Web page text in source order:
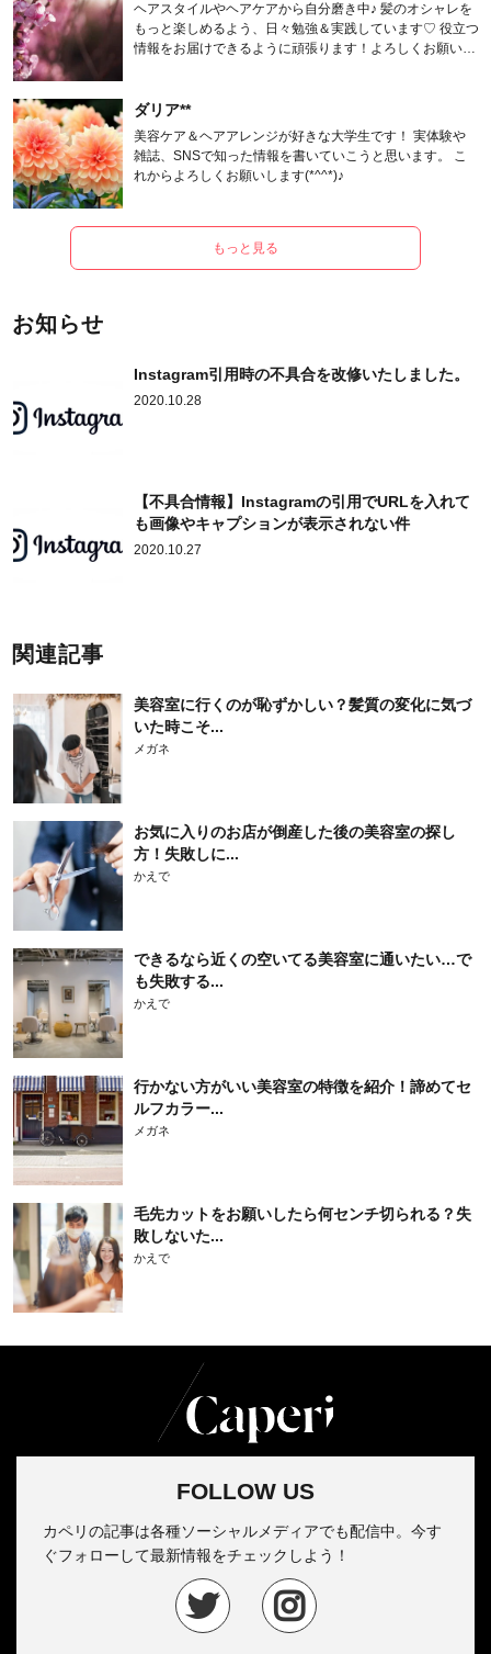
ヘアスタイルやヘアケアから自分磨き中♪ 髪のオシャレを
もっと楽しめるよう、日々勉強＆実践しています♡ 役立つ
情報をお届けできるように頑張ります！よろしくお願いし
ダリア**
美容ケア＆ヘアアレンジが好きな大学生です！ 実体験や
雑誌、SNSで知った情報を書いていこうと思います。 こ
れからよろしくお願いします(*^^*)♪
もっと見る
お知らせ
Instagram引用時の不具合を改修いたしました。
2020.10.28
【不具合情報】Instagramの引用でURLを入れて
も画像やキャプションが表示されない件
2020.10.27
関連記事
美容室に行くのが恥ずかしい？髪質の変化に気づ
いた時こそ...
メガネ
お気に入りのお店が倒産した後の美容室の探し
方！失敗しに...
かえで
できるなら近くの空いてる美容室に通いたい…で
も失敗する...
かえで
行かない方がいい美容室の特徴を紹介！諦めてセ
ルフカラー...
メガネ
毛先カットをお願いしたら何センチ切られる？失
敗しないた...
かえで
FOLLOW US
カペリの記事は各種ソーシャルメディアでも配信中。今す
ぐフォローして最新情報をチェックしよう！